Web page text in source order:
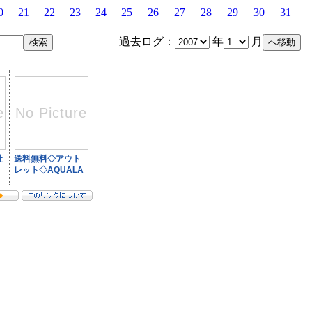
21 22 23 24 25 26 27 28 29 30 31
過去ログ： 年 月